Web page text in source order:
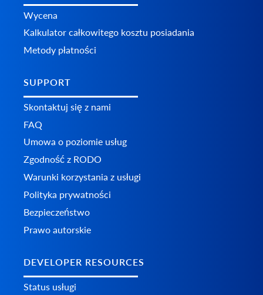
Wycena
Kalkulator całkowitego kosztu posiadania
Metody płatności
SUPPORT
Skontaktuj się z nami
FAQ
Umowa o poziomie usług
Zgodność z RODO
Warunki korzystania z usługi
Polityka prywatności
Bezpieczeństwo
Prawo autorskie
DEVELOPER RESOURCES
Status usługi